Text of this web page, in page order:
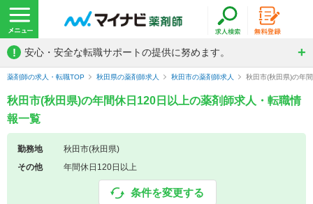
! 安心・安全な転職サポートの提供に努めます。
薬剤師の求人・転職TOP 秋田県の薬剤師求人 秋田市の薬剤師求人 秋田市(秋田県)の年
秋田市(秋田県)の年間休日120日以上の薬剤師求人・転職情
報一覧
勤務地
秋田市(秋田県)
その他
年間休日120日以上
条件を変更する